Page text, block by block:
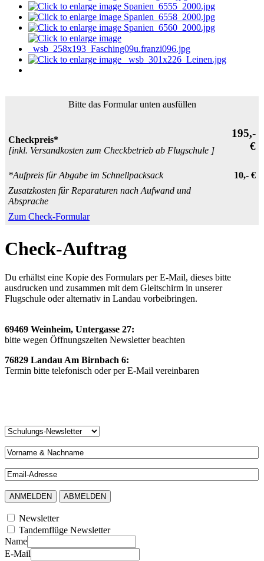
Bitte das Formular unten ausfüllen
Checkpreis*
[inkl. Versandkosten zum Checkbetrieb ab Flugschule ]
195,-
€
*Aufpreis für Abgabe im Schnellpacksack
10,- €
Zusatzkosten für Reparaturen nach Aufwand und
Absprache
Zum Check-Formular
Check-Auftrag
Du erhältst eine Kopie des Formulars per E-Mail, dieses bitte
ausdrucken und zusammen mit dem Gleitschirm in unserer
Flugschule oder alternativ in Landau vorbeibringen.
69469 Weinheim, Untergasse 27:
bitte wegen Öffnungszeiten Newsletter beachten
76829 Landau Am Birnbach 6:
Termin bitte telefonisch oder per E-Mail vereinbaren
Newsletter
Tandemflüge Newsletter
Name
E-Mail